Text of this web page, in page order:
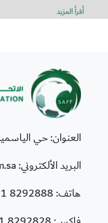
أقرأ المزيد
العنوان: حي
البريد الألكتروني: info@saff.com.sa
هاتف:8292888